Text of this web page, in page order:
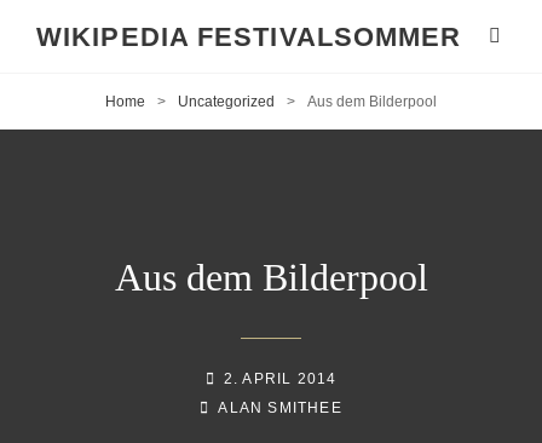
WIKIPEDIA FESTIVALSOMMER
Home > Uncategorized > Aus dem Bilderpool
Aus dem Bilderpool
POSTED-
ON
2. APRIL 2014
BY
BYLINE
ALAN SMITHEE